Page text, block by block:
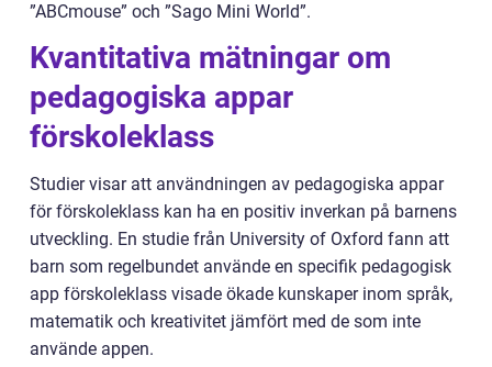
”ABCmouse” och ”Sago Mini World”.
Kvantitativa mätningar om
pedagogiska appar
förskoleklass
Studier visar att användningen av pedagogiska appar
för förskoleklass kan ha en positiv inverkan på barnens
utveckling. En studie från University of Oxford fann att
barn som regelbundet använde en specifik pedagogisk
app förskoleklass visade ökade kunskaper inom språk,
matematik och kreativitet jämfört med de som inte
använde appen.